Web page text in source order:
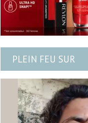
PLEIN FEU SUR